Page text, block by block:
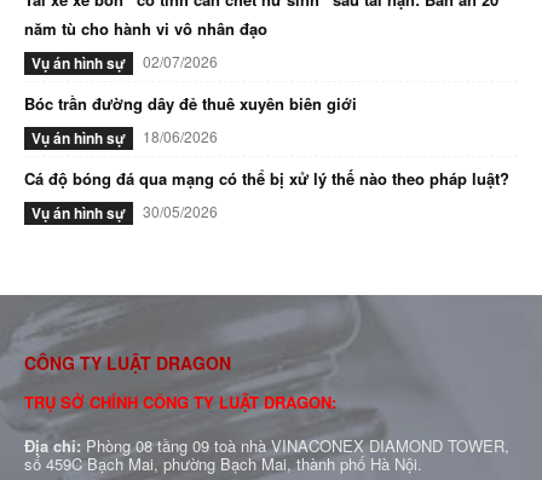
năm tù cho hành vi vô nhân đạo
Vụ án hình sự 02/07/2026
Bóc trần đường dây đẻ thuê xuyên biên giới
Vụ án hình sự 18/06/2026
Cá độ bóng đá qua mạng có thể bị xử lý thế nào theo pháp luật?
Vụ án hình sự 30/05/2026
CÔNG TY LUẬT DRAGON
TRỤ SỞ CHÍNH CÔNG TY LUẬT DRAGON:
Địa chỉ: Phòng 08 tầng 09 toà nhà VINACONEX DIAMOND TOWER,
số 459C Bạch Mai, phường Bạch Mai, thành phố Hà Nội.